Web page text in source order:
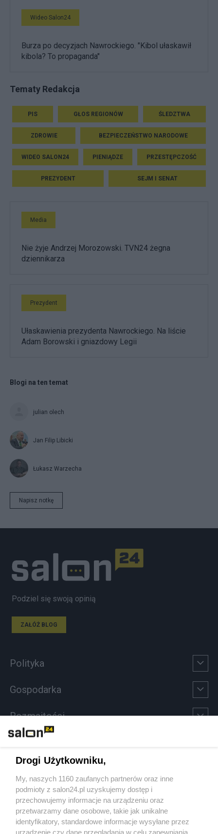
Wideo Salon24
Burza po decyzjach Nawrockiego. "Kibol ułaskawił
kibola? To propaganda"
Tematy Redakcja
PIS GŁOS REGIONÓW ŚLEDZTWA
ZDROWIE BEZPIECZEŃSTWO NARODOWE
WIDEO SALON24 PIENIĄDZE PRZESTĘPCZOŚĆ
PREZYDENT SEJM I SENAT
Media
Nie żyje Andrzej Morozowski. TVN24 żegna
dziennikarza
Prezydent
Ułaskawienia prezydenta Nawrockiego. Na liście
Adam Borowski i gniazdowy Legii
Blogi na ten temat
julian olech
Jan Filip Libicki
Łukasz Warzecha
Napisz notkę
Podziel się swoją opinią
ZAŁÓŻ BLOG
Polityka
Gospodarka
Rozmaitości
Sport
Społeczeństwo
Kultura
Drogi Użytkowniku,
My, naszych 1160 zaufanych partnerów oraz inne
podmioty z salon24.pl uzyskujemy dostęp i
przechowujemy informacje na urządzeniu oraz
przetwarzamy dane osobowe, takie jak unikalne
identyfikatory, standardowe informacje wysyłane przez
urządzenie czy dane przeglądania w celu zapewniania